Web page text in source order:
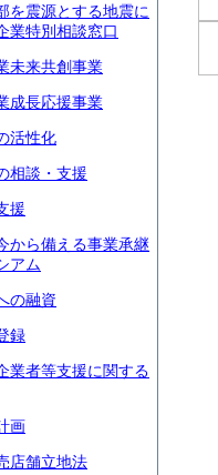
を震源とする地震に
業特別相談窓口
未来共創事業
成長応援事業
活性化
相談・支援
援
から備える事業承継
アム
の融資
録
業者等支援に関する
画
店舗立地法